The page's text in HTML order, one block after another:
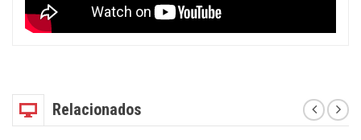
Relacionados